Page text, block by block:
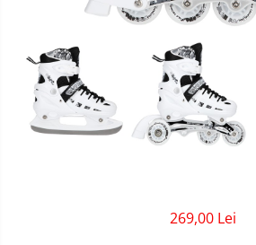
Lenjerii patut 120 x 60 cm
Lenjerii patut 140 x 70 cm
Lenjerie patuturi tineret
Baldachin patut
Paturici copii
Trotinete copii si adulti
Biciclete fara pedale
Masinute fara pedale
Karturi si masinute cu pedale
Bare - Discuri - Greutati
Saltele si Covoare sport Fitness
sau Yoga
Alte Sporturi
Mingi fitness si medicinale
Tensiometre
Termometre copii si bebe
269,00 Lei